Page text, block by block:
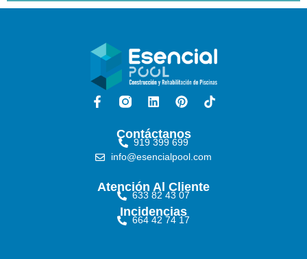
Contáctanos
919 399 699
info@esencialpool.com
Atención Al Cliente
633 82 43 07
Incidencias
664 42 74 17